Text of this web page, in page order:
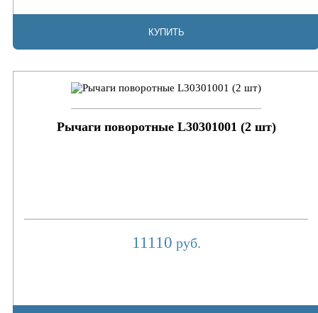
КУПИТЬ
Рычаги поворотные L30301001 (2 шт)
11110 руб.